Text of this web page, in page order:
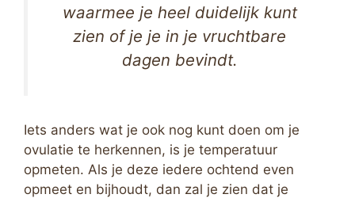
waarmee je heel duidelijk kunt
zien of je je in je vruchtbare
dagen bevindt.
Iets anders wat je ook nog kunt doen om je
ovulatie te herkennen, is je temperatuur
opmeten. Als je deze iedere ochtend even
opmeet en bijhoudt, dan zal je zien dat je